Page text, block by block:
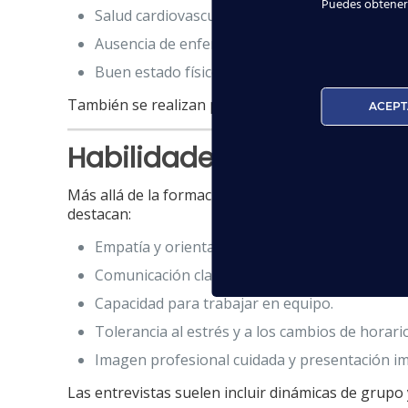
Salud cardiovascular.
Ausencia de enfermedades respiratorias o
Buen estado físico general.
También se realizan pruebas de natación y
Habilidades personales
Más allá de la formación técnica, las aerolíneas
destacan:
Empatía y orientación al cliente.
Comunicación clara y actitud positiva.
Capacidad para trabajar en equipo.
Tolerancia al estrés y a los cambios de
Imagen profesional cuidada y presentación
Las entrevistas suelen incluir dinámicas de
Puedes